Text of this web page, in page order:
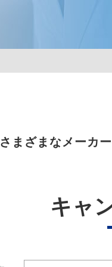
さまざまなメーカ
キャ